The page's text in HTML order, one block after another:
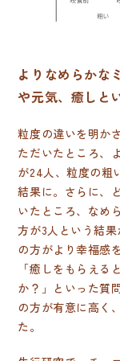
よりなめらかな
や元気、癒しと
粒度の違いを明か
ただいたところ、
が24人、粒度の粗
結果に。さらに、
いたところ、なめ
方が3人という結
の方がより幸福感
「癒しをもらえ
か？」といった質
の方が有意に高く
た。